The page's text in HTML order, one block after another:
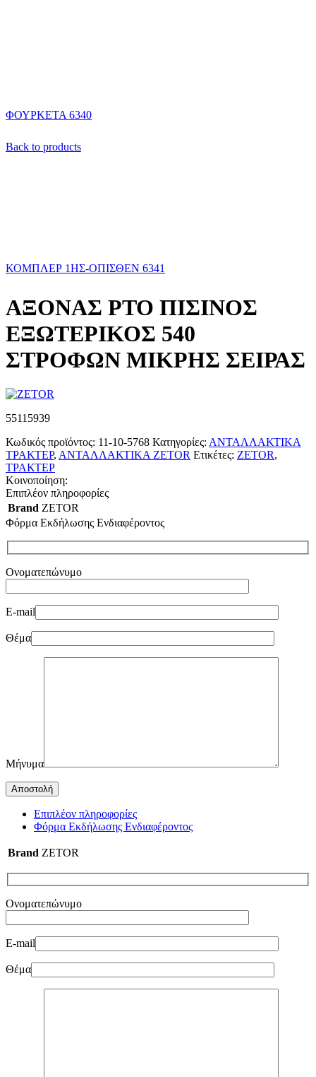
ΦΟΥΡΚΕΤΑ 6340
Back to products
ΚΟΜΠΛΕΡ 1ΗΣ-ΟΠΙΣΘΕΝ 6341
ΑΞΟΝΑΣ ΡΤΟ ΠΙΣΙΝΟΣ
ΕΞΩΤΕΡΙΚΟΣ 540
ΣΤΡΟΦΩΝ ΜΙΚΡΗΣ ΣΕΙΡΑΣ
55115939
Κωδικός προϊόντος: 11-10-5768 Κατηγορίες: ΑΝΤΑΛΛΑΚΤΙΚΑ
ΤΡΑΚΤΕΡ, ΑΝΤΑΛΛΑΚΤΙΚΑ ZETOR Ετικέτες: ZETOR,
ΤΡΑΚΤΕΡ
Κοινοποίηση:
Επιπλέον πληροφορίες
Brand ZETOR
Φόρμα Εκδήλωσης Ενδιαφέροντος
Ονοματεπώνυμο
E-mail
Θέμα
Μήνυμα
Επιπλέον πληροφορίες
Φόρμα Εκδήλωσης Ενδιαφέροντος
Brand ZETOR
Ονοματεπώνυμο
E-mail
Θέμα